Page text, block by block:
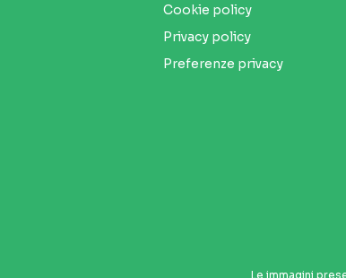
Cookie policy
Privacy policy
Preferenze privacy
Le immagini